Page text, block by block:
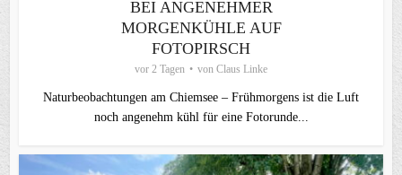
BEI ANGENEHMER
MORGENKÜHLE AUF
FOTOPIRSCH
vor 2 Tagen von Claus Linke
Naturbeobachtungen am Chiemsee – Frühmorgens ist die Luft
noch angenehm kühl für eine Fotorunde...